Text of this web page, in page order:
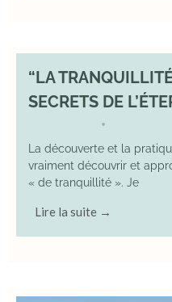
“LA
SECRETS DE
•
La découverte et la
vraiment découvrir et
« de tranquillité ». Je
Lire la suite →